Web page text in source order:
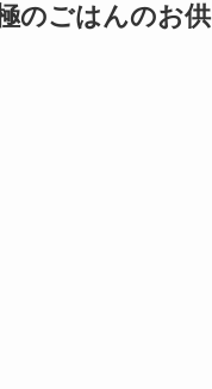
のごはんのお供